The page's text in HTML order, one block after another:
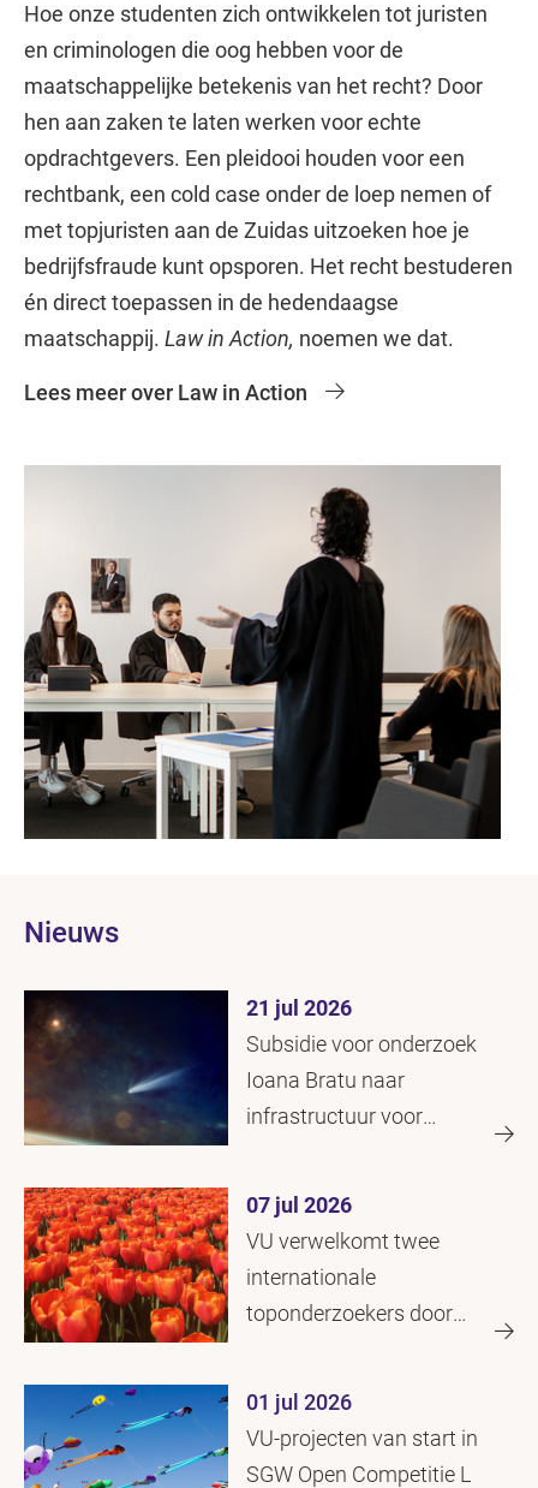
Hoe onze studenten zich ontwikkelen tot juristen
en criminologen die oog hebben voor de
maatschappelijke betekenis van het recht? Door
hen aan zaken te laten werken voor echte
opdrachtgevers. Een pleidooi houden voor een
rechtbank, een cold case onder de loep nemen of
met topjuristen aan de Zuidas uitzoeken hoe je
bedrijfsfraude kunt opsporen. Het recht bestuderen
én direct toepassen in de hedendaagse
maatschappij. Law in Action, noemen we dat.
Lees meer over Law in Action
Nieuws
21 jul 2026
Subsidie voor onderzoek
Ioana Bratu naar
infrastructuur voor
07 jul 2026
VU verwelkomt twee
internationale
toponderzoekers door
01 jul 2026
VU-projecten van start in
SGW Open Competitie L